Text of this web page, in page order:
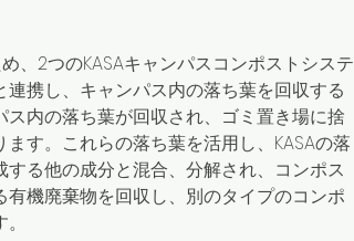
、2つのKASAキャンパスコンポストシステ
携し、キャンパス内の落ち葉を回収する
内の落ち葉が回収され、ゴミ置き場に捨
す。これらの落ち葉を活用し、KASAの落
る他の成分と混合、分解され、コンポス
機廃棄物を回収し、別のタイプのコンポ